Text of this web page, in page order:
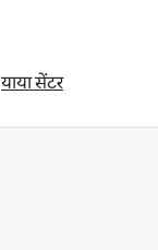
याया सेंटर